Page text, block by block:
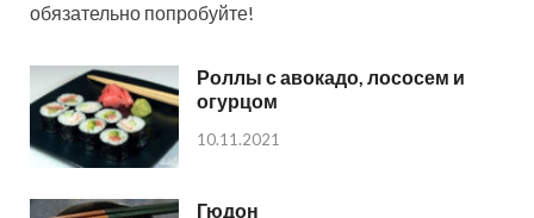
обязательно попробуйте!
Роллы с авокадо, лососем и
огурцом
10.11.2021
Гюдон